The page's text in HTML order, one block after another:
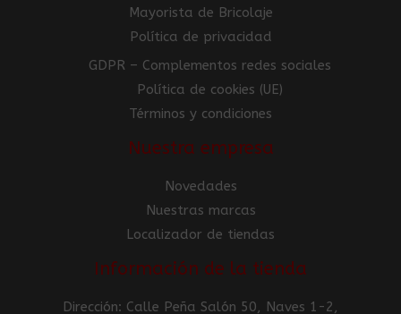
Mayorista de Bricolaje
Política de privacidad
GDPR – Complementos redes sociales
Política de cookies (UE)
Términos y condiciones
Nuestra empresa
Novedades
Nuestras marcas
Localizador de tiendas
Información de la tienda
Dirección: Calle Peña Salón 50, Naves 1-2,